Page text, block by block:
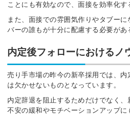
ことにも有効なので、面接を効率化す
また、面接での雰囲気作りやタブー
バーの誰もが十分に配慮する必要があ
内定後フォローにおけるノ
売り手市場の昨今の新卒採用では、
は欠かせないものとなっています。
内定辞退を阻止するためだけでなく
不安の緩和やモチベーションアップに